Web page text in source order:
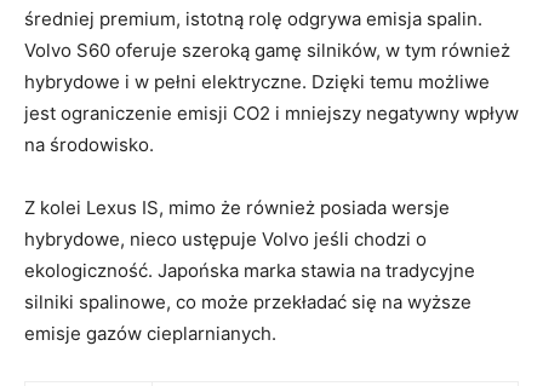
średniej premium,⁣ istotną ​rolę odgrywa emisja spalin.
Volvo⁤ S60 oferuje ‍szeroką gamę ‌silników, w tym ‍również
hybrydowe i⁢ w pełni elektryczne. Dzięki temu możliwe‍
jest‍ ograniczenie emisji⁢ CO2 i ​mniejszy negatywny wpływ⁣
na środowisko.
Z kolei Lexus⁣ IS, mimo⁣ że​ również⁢ posiada wersje‍
hybrydowe, nieco ​ustępuje ‌Volvo⁤ jeśli chodzi o
ekologiczność. ​Japońska⁣ marka stawia na tradycyjne
silniki spalinowe, co może przekładać⁣ się ⁤na⁣ wyższe
emisje gazów​ cieplarnianych.